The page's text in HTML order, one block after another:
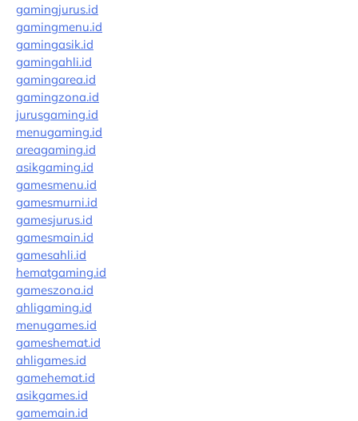
gamingjurus.id
gamingmenu.id
gamingasik.id
gamingahli.id
gamingarea.id
gamingzona.id
jurusgaming.id
menugaming.id
areagaming.id
asikgaming.id
gamesmenu.id
gamesmurni.id
gamesjurus.id
gamesmain.id
gamesahli.id
hematgaming.id
gameszona.id
ahligaming.id
menugames.id
gameshemat.id
ahligames.id
gamehemat.id
asikgames.id
gamemain.id